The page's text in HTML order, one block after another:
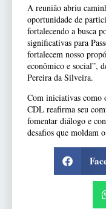
A reunião abriu
oportunidade de
fortalecendo a busca
significativas para
fortalecem nosso
econômico e social”,
Pereira da Silveira.
Com iniciativas como
CDL reafirma seu
fomentar diálogo e
desafios que moldam